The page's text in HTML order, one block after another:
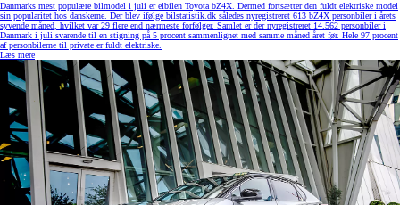
Danmarks mest populære bilmodel i juli er elbilen Toyota bZ4X. Dermed fortsætter den fuldt elektriske model
sin popularitet hos danskerne. Der blev ifølge bilstatistik.dk således nyregistreret 613 bZ4X personbiler i årets
syvende måned, hvilket var 29 flere end nærmeste forfølger. Samlet er der nyregistreret 14.562 personbiler i
Danmark i juli svarende til en stigning på 5 procent sammenlignet med samme måned året før. Hele 97 procent
af personbilerne til private er fuldt elektriske.
Læs mere